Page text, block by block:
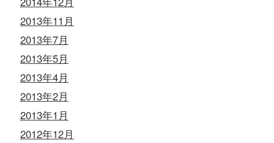
2013年11月
2013年7月
2013年5月
2013年4月
2013年2月
2013年1月
2012年12月